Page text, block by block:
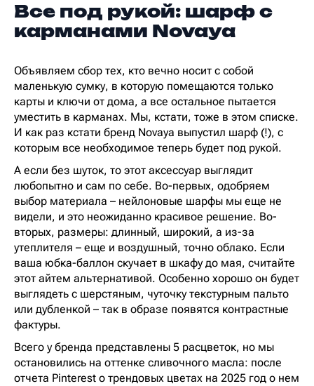
Все под рукой: шарф с
карманами Novaya
Объявляем сбор тех, кто вечно носит с собой
маленькую сумку, в которую помещаются только
карты и ключи от дома, а все остальное пытается
уместить в карманах. Мы, кстати, тоже в этом списке.
И как раз кстати бренд Novaya выпустил шарф (!), с
которым все необходимое теперь будет под рукой.
А если без шуток, то этот аксессуар выглядит
любопытно и сам по себе. Во-первых, одобряем
выбор материала – нейлоновые шарфы мы еще не
видели, и это неожиданно красивое решение. Во-
вторых, размеры: длинный, широкий, а из-за
утеплителя – еще и воздушный, точно облако. Если
ваша юбка-баллон скучает в шкафу до мая, считайте
этот айтем альтернативой. Особенно хорошо он будет
выглядеть с шерстяным, чуточку текстурным пальто
или дубленкой – так в образе появятся контрастные
фактуры.
Всего у бренда представлены 5 расцветок, но мы
остановились на оттенке сливочного масла: после
отчета Pinterest о трендовых цветах на 2025 год о нем